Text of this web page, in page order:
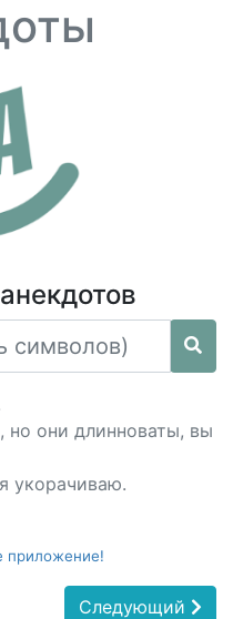
они длинноваты, вы
укорачиваю.
приложение!
Следующий